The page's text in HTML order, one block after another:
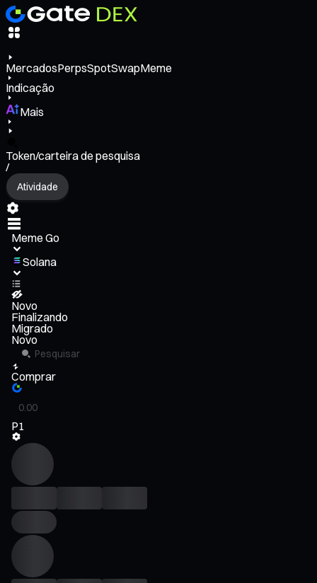
MercadosPerpsSpotSwapMeme
Indicação
Mais
Token/carteira de pesquisa
/
Atividade
Meme Go
Solana
Novo
Finalizando
Migrado
Novo
Comprar
P1